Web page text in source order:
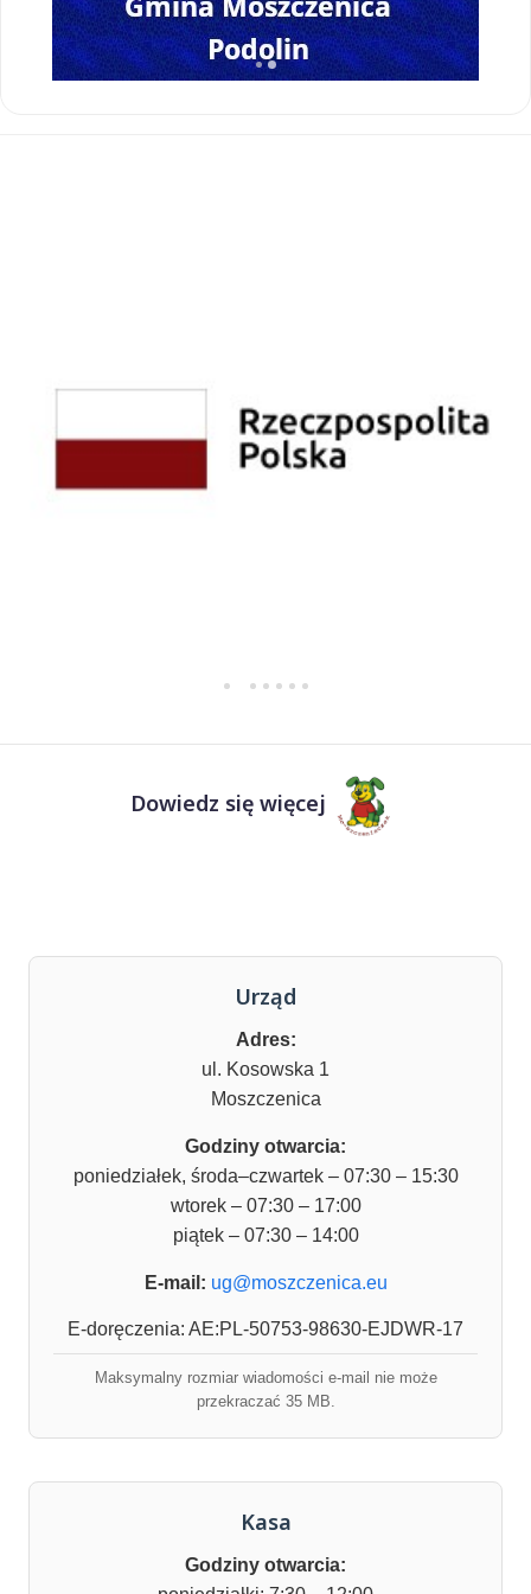
Dowiedz się więcej
Urząd
Adres:
ul. Kosowska 1
Moszczenica
Godziny otwarcia:
poniedziałek, środa–czwartek – 07:30 – 15:30
wtorek – 07:30 – 17:00
piątek – 07:30 – 14:00
E-mail: ug@moszczenica.eu
E-doręczenia: AE:PL-50753-98630-EJDWR-17
Maksymalny rozmiar wiadomości e-mail nie może
przekraczać 35 MB.
Kasa
Godziny otwarcia: